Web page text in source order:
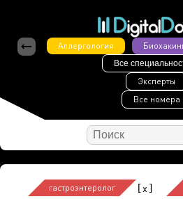
Аллергология
Все
Эксперты
Все номера
гастроэнтеролог [x]